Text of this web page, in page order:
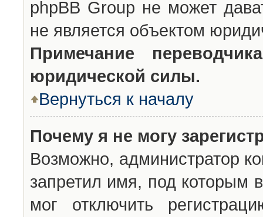
phpBB Group не может
не является объектом
Примечание
юридической силы.
Вернуться к началу
Почему я не могу
Возможно, администратор
запретил имя, под которым
мог отключить